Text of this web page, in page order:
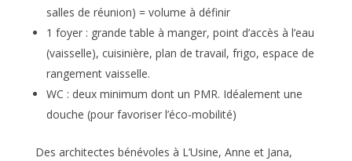
salles de réunion) = volume à définir
1 foyer : grande table à manger, point d’accès à l’eau
(vaisselle), cuisinière, plan de travail, frigo, espace de
rangement vaisselle.
WC : deux minimum dont un PMR. Idéalement une
douche (pour favoriser l’éco-mobilité)
Des architectes bénévoles à L’Usine, Anne et Jana,